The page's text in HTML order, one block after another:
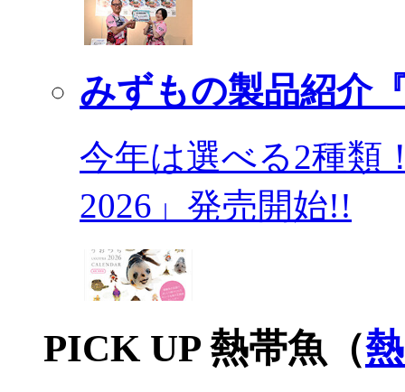
みずもの製品紹介
今年は選べる2種類
2026」発売開始!!
PICK UP 熱帯魚（